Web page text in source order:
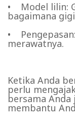
• Model lilin:
bagaimana
•
merawatnya.
Ketika Anda
perlu
bersama
membantu